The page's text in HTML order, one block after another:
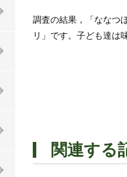
調査の結果，「ななつ
リ」です。子ども達は
関連する